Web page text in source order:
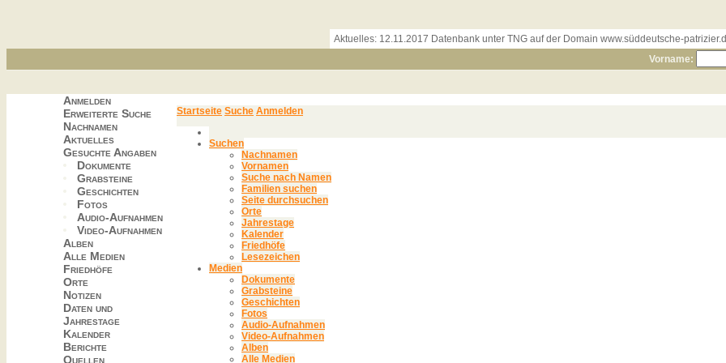
Aktuelles: 12.11.2017 Datenbank unter TNG auf der Domain www.süddeutsche-
Vorname:
Anmelden
Erweiterte Suche
Nachnamen
Aktuelles
Gesuchte Angaben
Dokumente
Grabsteine
Geschichten
Fotos
Audio-Aufnahmen
Video-Aufnahmen
Alben
Alle Medien
Friedhöfe
Orte
Notizen
Daten und
Jahrestage
Kalender
Berichte
Quellen
Startseite Suche Anmelden
Suchen
Nachnamen
Vornamen
Suche nach Namen
Familien suchen
Seite durchsuchen
Orte
Jahrestage
Kalender
Friedhöfe
Lesezeichen
Medien
Dokumente
Grabsteine
Geschichten
Fotos
Audio-Aufnahmen
Video-Aufnahmen
Alben
Alle Medien